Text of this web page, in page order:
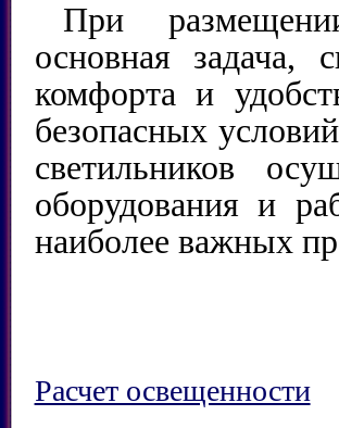
При
основная задача,
комфорта и
безопасных
светильников
оборудования и
наиболее важных
Расчет освещенности